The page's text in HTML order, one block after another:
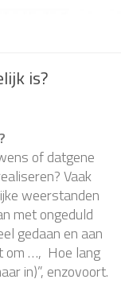
is?
of datgene
Vaak
weerstanden
met ongeduld
gedaan en aan
om …, Hoe lang
in)”, enzovoort.